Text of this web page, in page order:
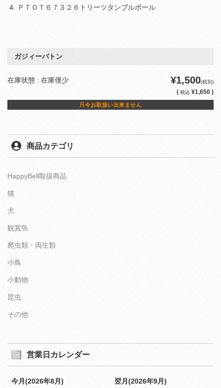
ＰＴＯＴ６７３２６トリーツタンブルボール
ガジィーバトン
在庫状態 : 在庫僅少 ¥1,500(税別)
( 税込 ¥1,650 )
只今お取扱い出来ません
商品カテゴリ
HappyBell取扱商品
猫
犬
観賞魚
爬虫類・両生類
小鳥
小動物
昆虫
その他
営業日カレンダー
今月(2026年8月)
翌月(2026年9月)